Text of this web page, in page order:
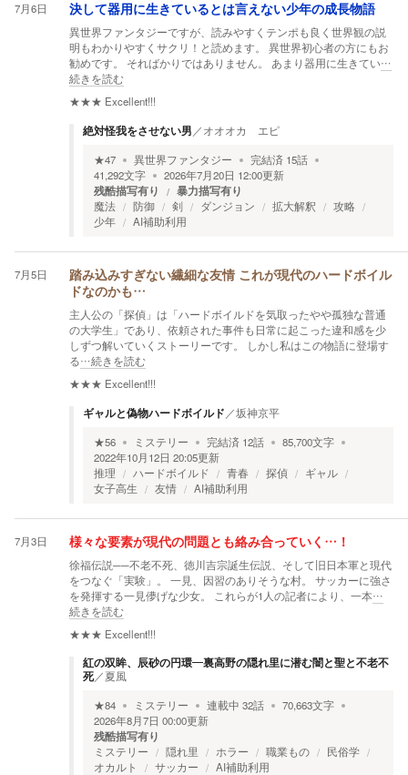
7月6日 決して器用に生きているとは言えない少年の成長物語
異世界ファンタジーですが、読みやすくテンポも良く世界観の説
明もわかりやすくサクリ！と読めます。 異世界初心者の方にもお
勧めです。 そればかりではありません。 あまり器用に生きてい…
続きを読む
★★★ Excellent!!!
絶対怪我をさせない男 ／オオオカ エピ
★47 異世界ファンタジー 完結済 15話
41,292文字 2026年7月20日 12:00更新
残酷描写有り 暴力描写有り
魔法 防御 剣 ダンジョン 拡大解釈
攻略
少年
AI補助利用
7月5日
踏み込みすぎない繊細な友情 これが現代のハードボイル
ドなのかも…
主人公の「探偵」は「ハードボイルドを気取ったやや孤独な普通
の大学生」であり、依頼された事件も日常に起こった違和感を少
しずつ解いていくストーリーです。 しかし私はこの物語に登場す
る…続きを読む
★★★ Excellent!!!
ギャルと偽物ハードボイルド ／坂神京平
★56 ミステリー 完結済 12話 85,700文字
2022年10月12日 20:05更新
推理
ハードボイルド 青春 探偵
ギャル
女子高生
友情 AI補助利用
7月3日 様々な要素が現代の問題とも絡み合っていく…！
徐福伝説──不老不死、徳川吉宗誕生伝説、そして旧日本軍と現代
をつなぐ「実験」。 一見、因習のありそうな村。 サッカーに強さ
を発揮する一見儚げな少女。 これらが1人の記者により、一本…
続きを読む
★★★ Excellent!!!
紅の双眸、辰砂の円環―裏高野の隠れ里に潜む闇と聖と不老不
死／夏風
★84 ミステリー 連載中 32話 70,663文字
2026年8月7日 00:00更新
残酷描写有り
ミステリー 隠れ里 ホラー 職業もの
民俗学
オカルト
サッカー AI補助利用